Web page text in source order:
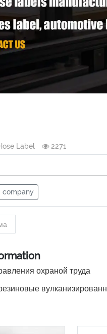
Label 2271
company
охраной труда
этикетки для небольших заказов?